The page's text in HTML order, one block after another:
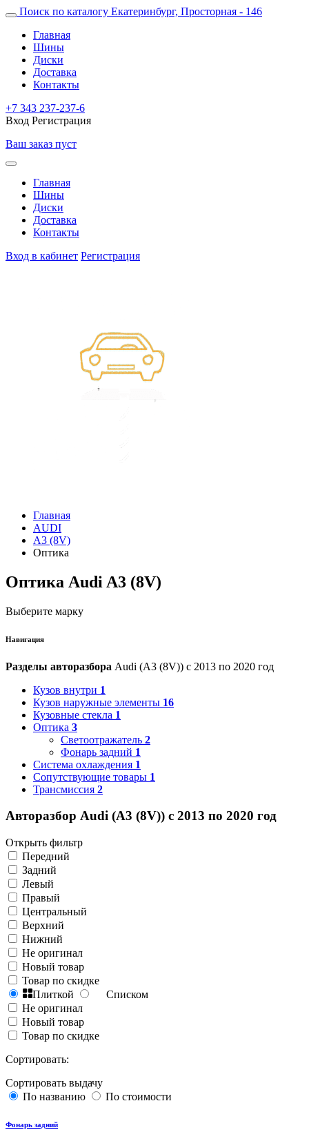
Поиск по каталогу Екатеринбург, Просторная - 146
Главная
Шины
Диски
Доставка
Контакты
+7 343 237-237-6
Вход Регистрация
Ваш заказ пуст
Главная
Шины
Диски
Доставка
Контакты
Вход в кабинет Регистрация
Главная
AUDI
A3 (8V)
Оптика
Оптика Audi A3 (8V)
Выберите марку
Навигация
Разделы авторазбора Audi (A3 (8V)) с 2013 по 2020 год
Кузов внутри 1
Кузов наружные элементы 16
Кузовные стекла 1
Оптика 3
Светоотражатель 2
Фонарь задний 1
Система охлаждения 1
Сопутствующие товары 1
Трансмиссия 2
Авторазбор Audi (A3 (8V)) с 2013 по 2020 год
Открыть фильтр
Передний
Задний
Левый
Правый
Центральный
Верхний
Нижний
Не оригинал
Новый товар
Товар по скидке
Плиткой
Списком
Не оригинал
Новый товар
Товар по скидке
Сортировать:
Сортировать выдачу
По названию
По стоимости
Фонарь задний